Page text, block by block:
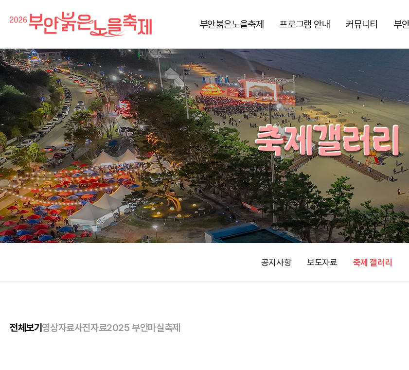
부안붉은노을축제
축제소개 축제일정 행사장 안내도 축제 리플릿 아카이브
프로그램 안내
공연프로그램 특별프로그램 체험프로그램 상설프
커뮤니티
공지사항 보도자료 축제 갤러리
부
부안관광
공지사항 보도자료 축제 갤러리
전체보기 영상자료사진자료2025 부안마실축제